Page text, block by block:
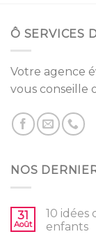
Ô SERVICES
Votre agence
vous conseille
NOS
31
Août
10 idées
enfants